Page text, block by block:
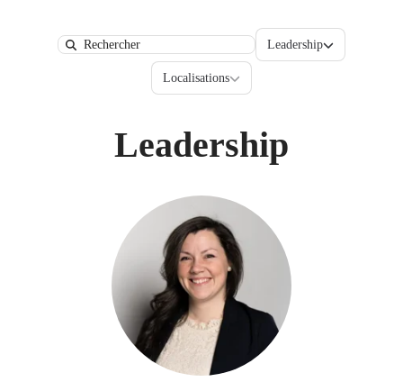
Search
Départements
Leadership
Localisations
Localisations
Leadership